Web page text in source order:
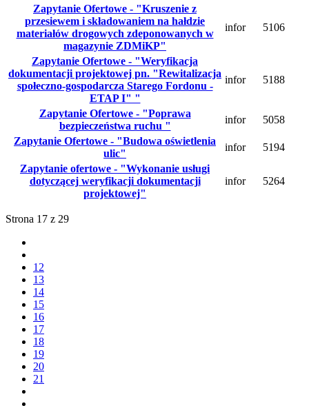
Zapytanie Ofertowe - "Kruszenie z
przesiewem i składowaniem na hałdzie
materiałów drogowych zdeponowanych w
magazynie ZDMiKP"
infor 5106
Zapytanie Ofertowe - "Weryfikacja
dokumentacji projektowej pn. "Rewitalizacja
społeczno-gospodarcza Starego Fordonu -
ETAP I" "
infor 5188
Zapytanie Ofertowe - "Poprawa
bezpieczeństwa ruchu "
infor
5058
Zapytanie Ofertowe - "Budowa oświetlenia
ulic"
infor
5194
Zapytanie ofertowe - "Wykonanie usługi
dotyczącej weryfikacji dokumentacji
projektowej"
infor 5264
Strona 17 z 29
12
13
14
15
16
17
18
19
20
21